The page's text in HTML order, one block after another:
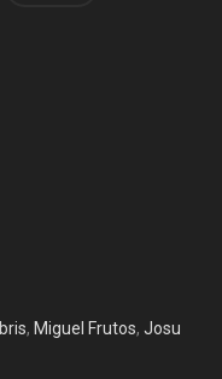
, Miguel Frutos,Josu